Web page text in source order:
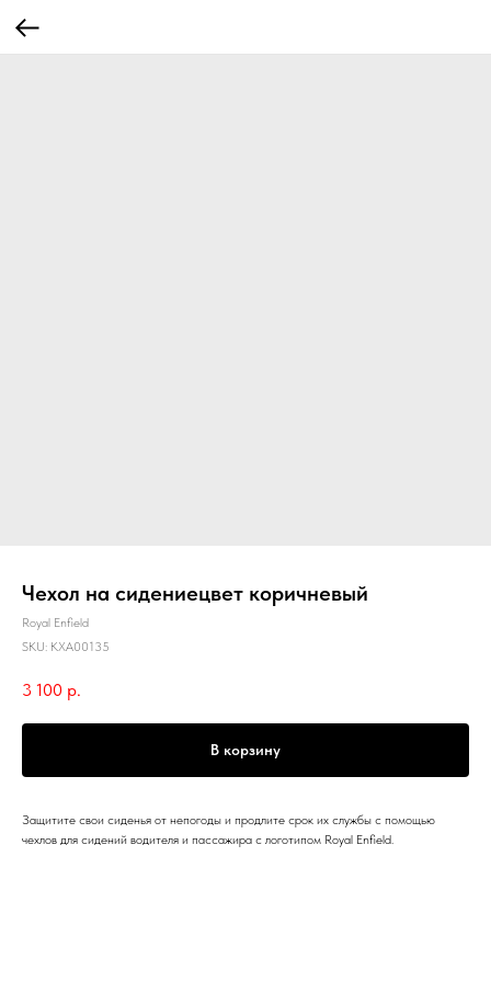
Чехол на сидениецвет коричневый
Royal Enfield
SKU: KXA00135
3 100 р.
В корзину
Защитите свои сиденья от непогоды и продлите срок их службы с помощью
чехлов для сидений водителя и пассажира с логотипом Royal Enfield.